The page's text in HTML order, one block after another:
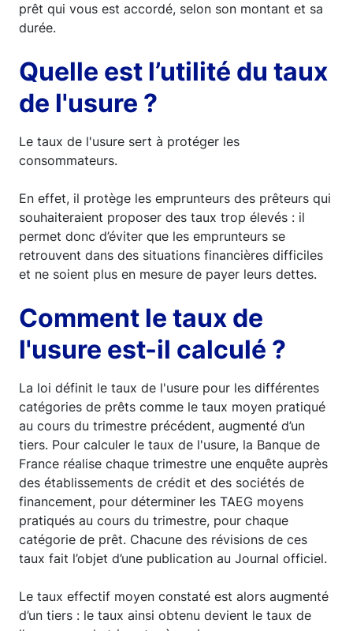
prêt qui vous est accordé, selon son montant et sa
durée.
Quelle est l’utilité du taux
de l'usure ?
Le taux de l'usure sert à protéger les
consommateurs.
En effet, il protège les emprunteurs des prêteurs qui
souhaiteraient proposer des taux trop élevés : il
permet donc d’éviter que les emprunteurs se
retrouvent dans des situations financières difficiles
et ne soient plus en mesure de payer leurs dettes.
Comment le taux de
l'usure est-il calculé ?
La loi définit le taux de l'usure pour les différentes
catégories de prêts comme le taux moyen pratiqué
au cours du trimestre précédent, augmenté d’un
tiers. Pour calculer le taux de l'usure, la Banque de
France réalise chaque trimestre une enquête auprès
des établissements de crédit et des sociétés de
financement, pour déterminer les TAEG moyens
pratiqués au cours du trimestre, pour chaque
catégorie de prêt. Chacune des révisions de ces
taux fait l’objet d’une publication au Journal officiel.
Le taux effectif moyen constaté est alors augmenté
d’un tiers : le taux ainsi obtenu devient le taux de